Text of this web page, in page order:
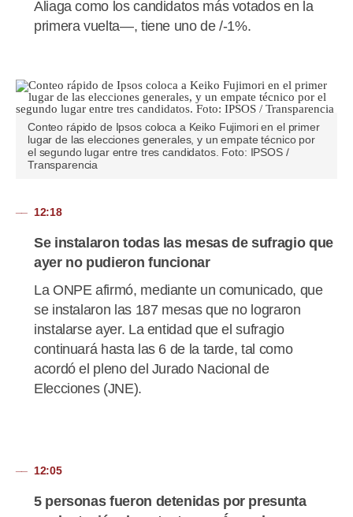
Aliaga como los candidatos más votados en la
primera vuelta—, tiene uno de /-1%.
Conteo rápido de Ipsos coloca a Keiko Fujimori en el primer
lugar de las elecciones generales, y un empate técnico por
el segundo lugar entre tres candidatos. Foto: IPSOS /
Transparencia
12:18
Se instalaron todas las mesas de sufragio que
ayer no pudieron funcionar
La ONPE afirmó, mediante un comunicado, que
se instalaron las 187 mesas que no lograron
instalarse ayer. La entidad que el sufragio
continuará hasta las 6 de la tarde, tal como
acordó el pleno del Jurado Nacional de
Elecciones (JNE).
12:05
5 personas fueron detenidas por presunta